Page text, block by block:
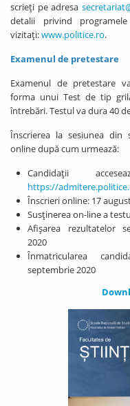
scrieți pe adresa
detalii privind
vizitați:www.politice.ro.
Examenul de pretestare
Examenul de pretestare
forma unui Test de tip
întrebări. Testul va dura 40
Înscrierea la sesiunea din
online după cum urmează:
Candidații
https://
Înscrieri online: 17
Susținerea on-line a
Afișarea rezultatelor
2020
Înmatricularea
septembrie 2020